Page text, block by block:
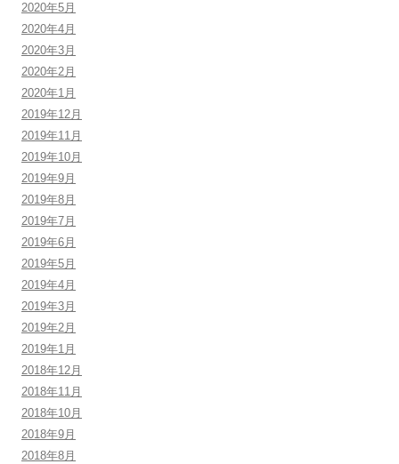
2020年5月
2020年4月
2020年3月
2020年2月
2020年1月
2019年12月
2019年11月
2019年10月
2019年9月
2019年8月
2019年7月
2019年6月
2019年5月
2019年4月
2019年3月
2019年2月
2019年1月
2018年12月
2018年11月
2018年10月
2018年9月
2018年8月